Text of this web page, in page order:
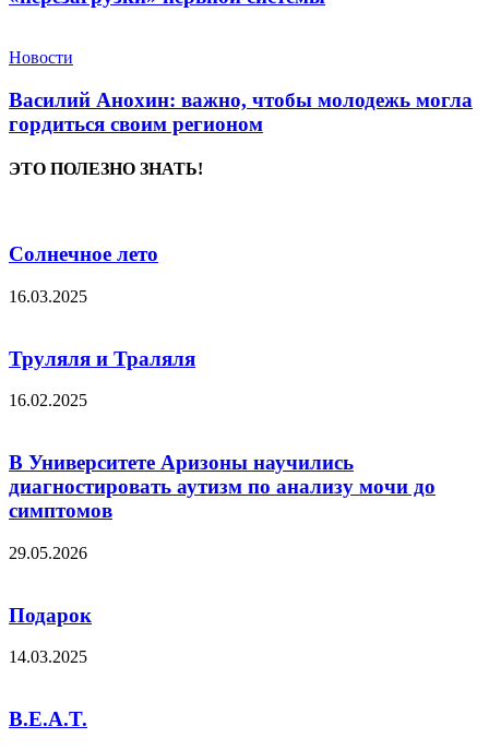
Новости
Василий Анохин: важно, чтобы молодежь могла
гордиться своим регионом
ЭТО ПОЛЕЗНО ЗНАТЬ!
Солнечное лето
16.03.2025
Труляля и Траляля
16.02.2025
В Университете Аризоны научились
диагностировать аутизм по анализу мочи до
симптомов
29.05.2026
Подарок
14.03.2025
B.E.A.T.